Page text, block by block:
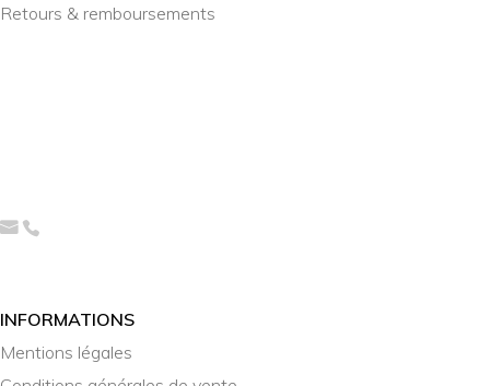
Retours & remboursements
INFORMATIONS
Mentions légales